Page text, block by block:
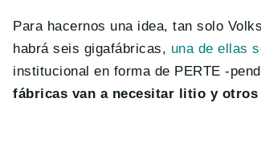
Para hacernos una idea, tan solo
habrá seis gigafábricas, una de ellas
institucional en forma de PERTE -
fábricas van a necesitar litio y